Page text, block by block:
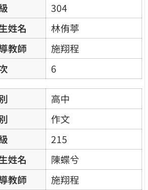
304
姓名
林侑葶
教師
施翔程
6
高中
作文
215
姓名
陳蝶兮
教師
施翔程